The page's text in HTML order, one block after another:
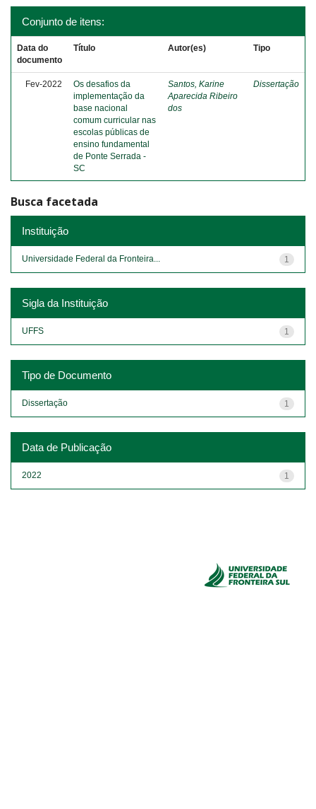
Conjunto de itens:
Data do
documento
Título Autor(es) Tipo
Fev-2022
Os desafios da
implementação da
base nacional
comum curricular nas
escolas públicas de
ensino fundamental
de Ponte Serrada -
SC
Santos, Karine
Aparecida Ribeiro
dos
Dissertação
Busca facetada
Instituição
1
Universidade Federal da Fronteira...
Sigla da Instituição
1
UFFS
Tipo de Documento
1
Dissertação
Data de Publicação
1
2022